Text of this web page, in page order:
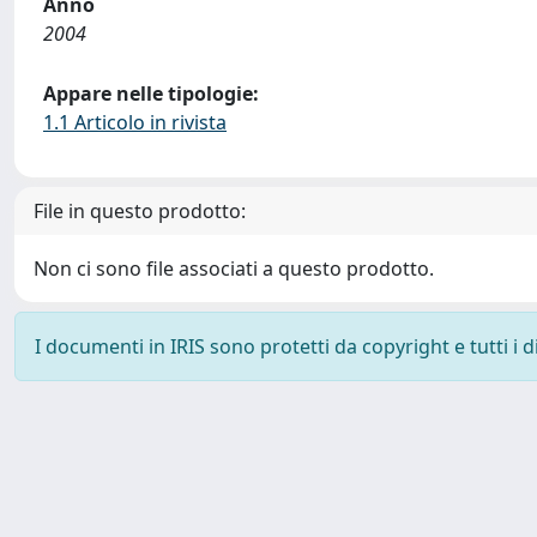
2004
Appare nelle tipologie:
1.1 Articolo in rivista
File in questo prodotto:
Non ci sono file associati a questo prodotto.
I documenti in IRIS sono protetti da copyright e tutti i